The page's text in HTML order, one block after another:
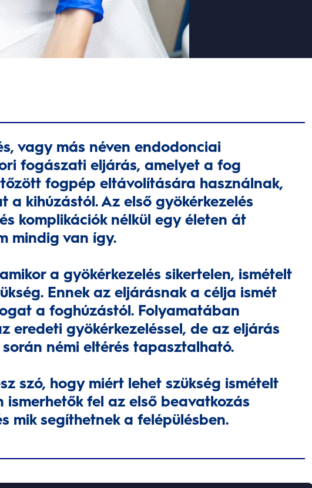
vagy más néven endodonciai
fogászati eljárás, amelyet a fog
fogpép eltávolítására használnak,
a kihúzástól. Az első gyökérkezelés
komplikációk nélkül egy életen át
mindig van így.
a gyökérkezelés sikertelen, ismételt
Ennek az eljárásnak a célja ismét
a foghúzástól. Folyamatában
eredeti gyökérkezeléssel, de az eljárás
némi eltérés tapasztalható.
szó, hogy miért lehet szükség ismételt
ismerhetők fel az első beavatkozás
mik segíthetnek a felépülésben.